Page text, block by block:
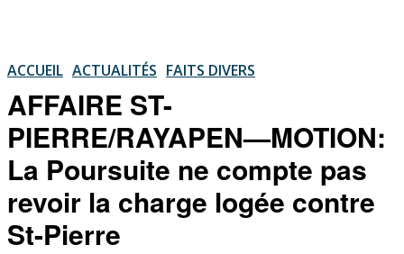
ACCUEIL ACTUALITÉS FAITS DIVERS
AFFAIRE ST-
PIERRE/RAYAPEN—MOTION:
La Poursuite ne compte pas
revoir la charge logée contre
St-Pierre